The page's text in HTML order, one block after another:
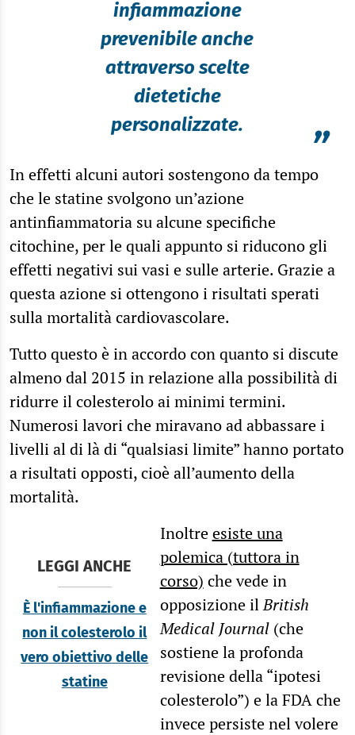
infiammazione
prevenibile anche
attraverso scelte
dietetiche
personalizzate.
”
In effetti alcuni autori sostengono da tempo
che le statine svolgono un’azione
antinfiammatoria su alcune specifiche
citochine, per le quali appunto si riducono gli
effetti negativi sui vasi e sulle arterie. Grazie a
questa azione si ottengono i risultati sperati
sulla mortalità cardiovascolare.
Tutto questo è in accordo con quanto si discute
almeno dal 2015 in relazione alla possibilità di
ridurre il colesterolo ai minimi termini.
Numerosi lavori che miravano ad abbassare i
livelli al di là di “qualsiasi limite” hanno portato
a risultati opposti, cioè all’aumento della
mortalità.
LEGGI ANCHE
È l'infiammazione e
non il colesterolo il
vero obiettivo delle
statine
Inoltreesiste una
polemica (tuttora in
corso) che vede in
opposizione ilBritish
Medical Journal(che
sostiene la profonda
revisione della “ipotesi
colesterolo”) e la FDA che
invece persiste nel volere